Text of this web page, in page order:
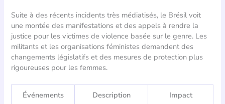
Suite à des récents incidents très médiatisés, le Brésil voit
une montée des manifestations et des appels à rendre la
justice pour les victimes de violence basée sur le genre. Les
militants et les organisations féministes demandent des
changements législatifs et des mesures de protection plus
rigoureuses pour les femmes.
Événements Description Impact